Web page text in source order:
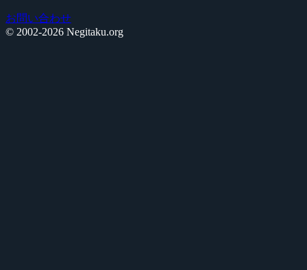
お問い合わせ
© 2002-2026 Negitaku.org